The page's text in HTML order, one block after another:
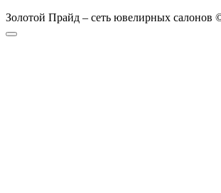
Золотой Прайд – сеть ювелирных салонов